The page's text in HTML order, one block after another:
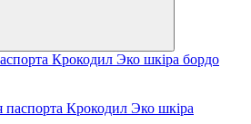
Крокодил Эко шкіра бордо